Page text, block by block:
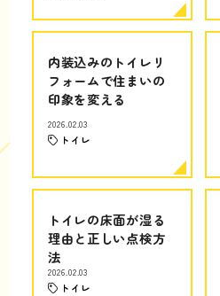
内装込みのトイレリ
フォームで住まいの
印象を変える
2026.02.03
トイレ
トイレの床面が湿る
理由と正しい点検方
法
2026.02.03
トイレ